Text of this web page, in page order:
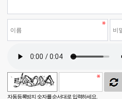
자동등록방지 숫자를 순서대로 입력하세요.